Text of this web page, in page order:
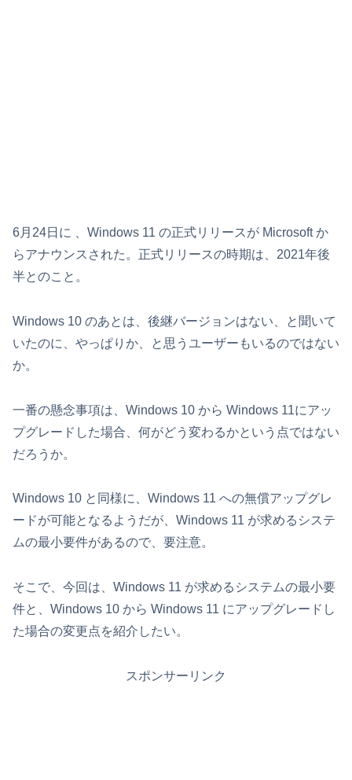
6月24日に 、Windows 11 の正式リリースが Microsoft か
らアナウンスされた。正式リリースの時期は、2021年後
半とのこと。
Windows 10 のあとは、後継バージョンはない、と聞いて
いたのに、やっぱりか、と思うユーザーもいるのではない
か。
一番の懸念事項は、Windows 10 から Windows 11にアッ
プグレードした場合、何がどう変わるかという点ではない
だろうか。
Windows 10 と同様に、Windows 11 への無償アップグレ
ードが可能となるようだが、Windows 11 が求めるシステ
ムの最小要件があるので、要注意。
そこで、今回は、Windows 11 が求めるシステムの最小要
件と、Windows 10 から Windows 11 にアップグレードし
た場合の変更点を紹介したい。
スポンサーリンク